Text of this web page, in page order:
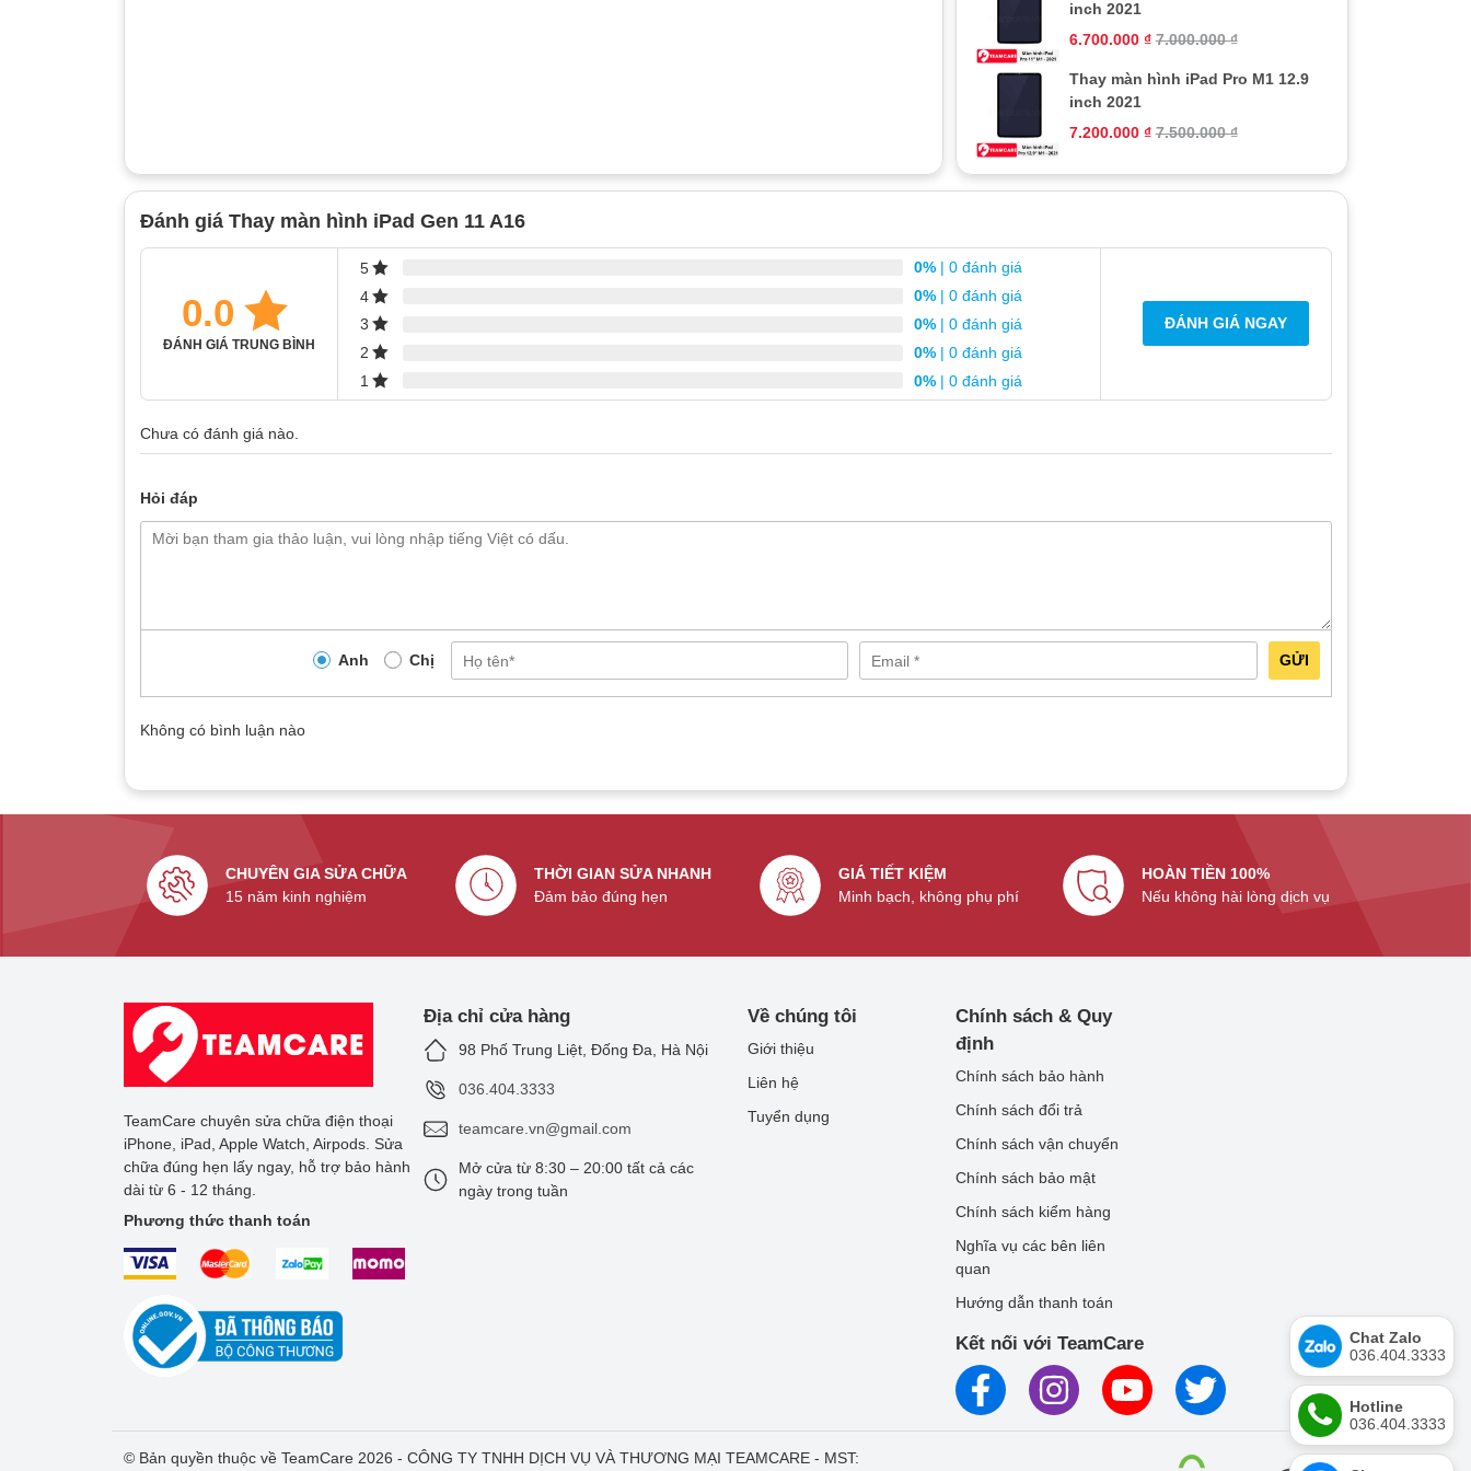
inch 2021
6.700.000 ₫ 7.000.000₫
Thay màn hình iPad Pro M1 12.9
inch 2021
7.200.000 ₫ 7.500.000₫
Đánh giá Thay màn hình iPad Gen 11 A16
0.0
ĐÁNH GIÁ TRUNG BÌNH
5 0%| 0 đánh giá
4
0%| 0 đánh giá
3
0%| 0 đánh giá
2
0%| 0 đánh giá
1
0%| 0 đánh giá
ĐÁNH GIÁ NGAY
Chưa có đánh giá nào.
Hỏi đáp
Anh Chị GỬI
Không có bình luận nào
CHUYÊN GIA SỬA CHỮA
15 năm kinh nghiệm
THỜI GIAN SỬA NHANH
Đảm bảo đúng hẹn
GIÁ TIẾT KIỆM
Minh bạch, không phụ phí
HOÀN TIỀN 100%
Nếu không hài lòng dịch vụ
TeamCare chuyên sửa chữa điện thoại
iPhone, iPad, Apple Watch, Airpods. Sửa
chữa đúng hẹn lấy ngay, hỗ trợ bảo hành
dài từ 6 - 12 tháng.
Phương thức thanh toán
Địa chỉ cửa hàng
98 Phố Trung Liệt, Đống Đa, Hà Nội
036.404.3333
teamcare.vn@gmail.com
Mở cửa từ 8:30 – 20:00 tất cả các
ngày trong tuần
Về chúng tôi
Giới thiệu
Liên hệ
Tuyển dụng
Chính sách & Quy
định
Chính sách bảo hành
Chính sách đổi trả
Chính sách vận chuyển
Chính sách bảo mật
Chính sách kiểm hàng
Nghĩa vụ các bên liên
quan
Hướng dẫn thanh toán
Kết nối với TeamCare
© Bản quyền thuộc về TeamCare 2026 - CÔNG TY TNHH DỊCH VỤ VÀ THƯƠNG MẠI TEAMCARE - MST:
Chat Zalo
036.404.3333
Hotline
036.404.3333